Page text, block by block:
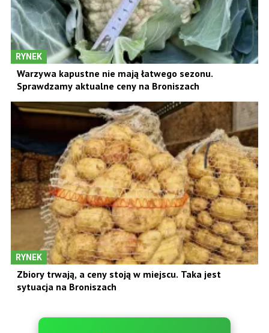
RYNEK
Warzywa kapustne nie mają łatwego sezonu.
Sprawdzamy aktualne ceny na Broniszach
RYNEK
Zbiory trwają, a ceny stoją w miejscu. Taka jest
sytuacja na Broniszach